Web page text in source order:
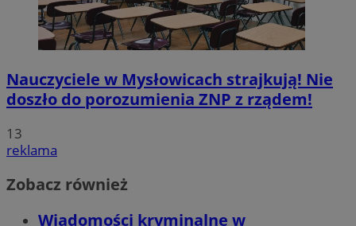
Nauczyciele w Mysłowicach strajkują! Nie
doszło do porozumienia ZNP z rządem!
13
reklama
Zobacz również
Wiadomości kryminalne w